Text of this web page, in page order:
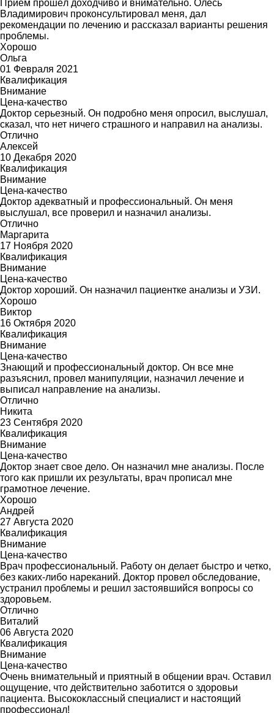
Приём прошёл доходчиво и внимательно. Олесь
Владимирович проконсультировал меня, дал
рекомендации по лечению и рассказал варианты решения
проблемы.
Хорошо
Ольга
01 Февраля 2021
Квалификация
Внимание
Цена-качество
Доктор серьезный. Он подробно меня опросил, выслушал,
сказал, что нет ничего страшного и направил на анализы.
Отлично
Алексей
10 Декабря 2020
Квалификация
Внимание
Цена-качество
Доктор адекватный и профессиональный. Он меня
выслушал, все проверил и назначил анализы.
Отлично
Маргарита
17 Ноября 2020
Квалификация
Внимание
Цена-качество
Доктор хороший. Он назначил пациентке анализы и УЗИ.
Хорошо
Виктор
16 Октября 2020
Квалификация
Внимание
Цена-качество
Знающий и профессиональный доктор. Он все мне
разъяснил, провел манипуляции, назначил лечение и
выписал направление на анализы.
Отлично
Никита
23 Сентября 2020
Квалификация
Внимание
Цена-качество
Доктор знает свое дело. Он назначил мне анализы. После
того как пришли их результаты, врач прописал мне
грамотное лечение.
Хорошо
Андрей
27 Августа 2020
Квалификация
Внимание
Цена-качество
Врач профессиональный. Работу он делает быстро и четко,
без каких-либо нареканий. Доктор провел обследование,
устранил проблемы и решил застоявшийся вопросы со
здоровьем.
Отлично
Виталий
06 Августа 2020
Квалификация
Внимание
Цена-качество
Очень внимательный и приятный в общении врач. Оставил
ощущение, что действительно заботится о здоровьи
пациента. Высококлассный специалист и настоящий
профессионал!